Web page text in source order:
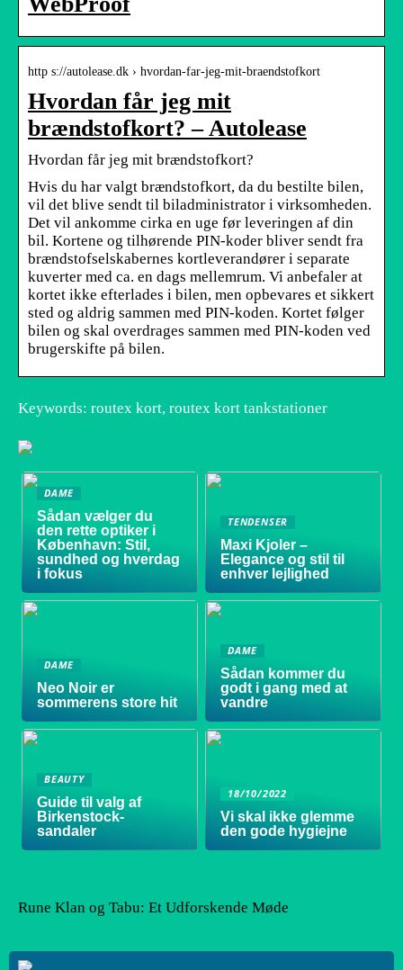
http s://autolease.dk › hvordan-far-jeg-mit-braendstofkort
Hvordan får jeg mit
brændstofkort? – Autolease
Hvordan får jeg mit brændstofkort?
Hvis du har valgt brændstofkort, da du bestilte bilen,
vil det blive sendt til biladministrator i virksomheden.
Det vil ankomme cirka en uge før leveringen af din
bil. Kortene og tilhørende PIN-koder bliver sendt fra
brændstofselskabernes kortleverandører i separate
kuverter med ca. en dags mellemrum. Vi anbefaler at
kortet ikke efterlades i bilen, men opbevares et sikkert
sted og aldrig sammen med PIN-koden. Kortet følger
bilen og skal overdrages sammen med PIN-koden ved
brugerskifte på bilen.
Keywords: routex kort, routex kort tankstationer
DAME
Sådan vælger du
den rette optiker i
København: Stil,
sundhed og hverdag
i fokus
TENDENSER
Maxi Kjoler –
Elegance og stil til
enhver lejlighed
DAME
Neo Noir er
sommerens store hit
DAME
Sådan kommer du
godt i gang med at
vandre
BEAUTY
Guide til valg af
Birkenstock-
sandaler
18/10/2022
Vi skal ikke glemme
den gode hygiejne
Rune Klan og Tabu: Et Udforskende Møde